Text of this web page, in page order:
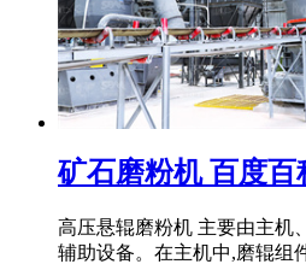
矿石磨粉机 百度百
高压悬辊磨粉机 主要由主机
辅助设备。在主机中,磨辊组